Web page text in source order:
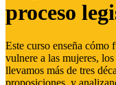
proceso
Este curso enseña cómo
vulnere a las mujeres,
llevamos más de tres
proposiciones, y